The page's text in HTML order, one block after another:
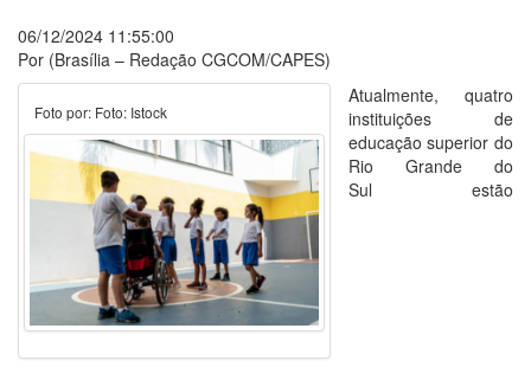
06/12/2024 11:55:00
Por (Brasília – Redação CGCOM/CAPES)
Foto por: Foto: Istock
Atualmente, quatro
instituições de
educação superior do
Rio Grande do
Sul estão